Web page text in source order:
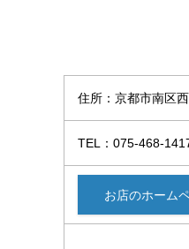
住所：京都市南区
TEL：075-468-
お店のホーム